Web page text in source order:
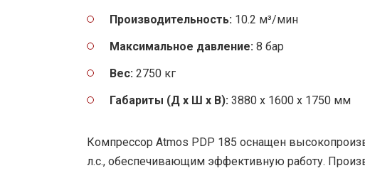
Производительность: 10.2 м³/мин
Максимальное давление: 8 бар
Вес: 2750 кг
Габариты (Д x Ш x В): 3880 x 1600 x 1750 мм
Компрессор Atmos PDP 185 оснащен
л.с., обеспечивающим эффективную работу.